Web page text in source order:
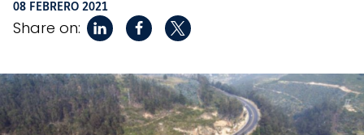
08 FEBRERO 2021
Share on: